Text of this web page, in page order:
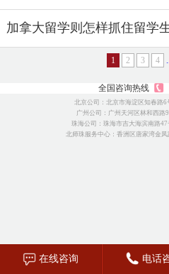
加拿大留学则怎样抓住留学
1 2 3 4
全国咨询热线
北京公司：北京市海淀区知春路
广州公司：广州天河区林和西路
珠海公司：珠海市吉大海滨南路
北师珠服务中心：香洲区唐家湾金
在线咨询 电话